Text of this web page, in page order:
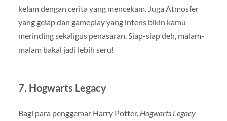
kelam dengan cerita yang mencekam. Juga Atmosfer
yang gelap dan gameplay yang intens bikin kamu
merinding sekaligus penasaran. Siap-siap deh, malam-
malam bakal jadi lebih seru!
7. Hogwarts Legacy
Bagi para penggemar Harry Potter, Hogwarts Legacy